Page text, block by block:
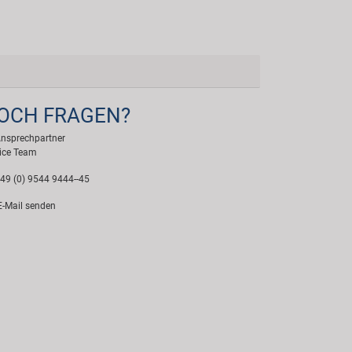
FRAGEN?
Team
(0) 9544 9444--45
Mail senden